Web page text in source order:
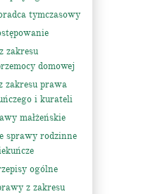
tymczasowy
zakresu
domowej
zakresu prawa
i kurateli
małżeńskie
sprawy rodzinne
ogólne
z zakresu